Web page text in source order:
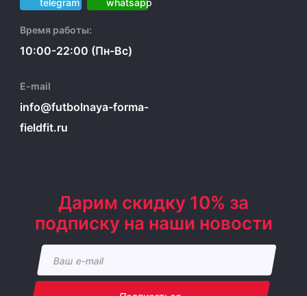
Время работы:
10:00-22:00 (Пн-Вс)
E-mail
info@futbolnaya-forma-
fieldfit.ru
Дарим скидку 10% за
подписку на наши новости